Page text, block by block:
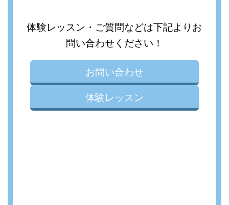
体験レッスン・ご質問などは下記よりお
問い合わせください！
お問い合わせ
体験レッスン